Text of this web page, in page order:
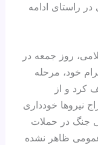
راستای ادامه
روز جمعه در
خود، مرحله
کرد و از
نیروها خودداری
جنگ در حملات
ظاهر نشده